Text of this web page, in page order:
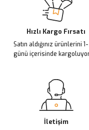
Ürün açıklamasında
Ürün bilgilerinde hatalar
Ürün fiyatı diğer
Bu ürüne benzer farklı
Hızlı Kargo Fırsatı
Satın aldığınız ürünlerini
günü içerisinde
İletişim